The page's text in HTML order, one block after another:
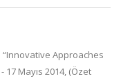
Approaches
17 Mayıs 2014, (Özet